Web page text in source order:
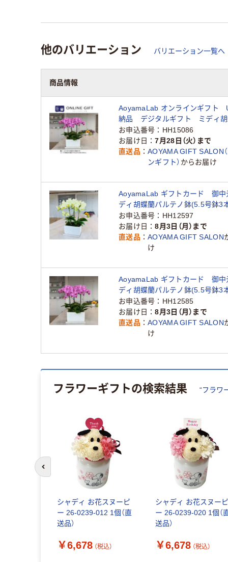
他のバリエーション バリエーション一覧へ
商品情報
AoyamaLab オンラインギフト
納品 デジタルギフト ミディ胡
ノ鉢(5.5号鉢3本立ち 濃ピンク)（直
お申込番号
HH15086
お届け日
7月28日（火）まで
直送品
AOYAMA GIFT SALON
ンギフト） からお届け
AoyamaLab ギフトカード 御
ディ胡蝶蘭パルテノ鉢(5.5号鉢3
ロー系) 二重封筒（直送品）
お申込番号
HH12597
お届け日
8月3日（月）まで
直送品
AOYAMA GIFT SALON
け
AoyamaLab ギフトカード 御
ディ胡蝶蘭パルテノ鉢(5.5号鉢3
ンク) 二重封筒（直送品）
お申込番号
HH12585
お届け日
8月3日（月）まで
直送品
AOYAMA GIFT SALON
け
フラワーギフトの検索結果 “フラワ
シャディ お花スヌーピ
ー 26-0239-012 1個（直
送品）
￥6,678 （税込）
シャディ お花スヌーピ
ー 26-0239-020 1個（
送品）
￥6,678 （税込）
前のスライドへ